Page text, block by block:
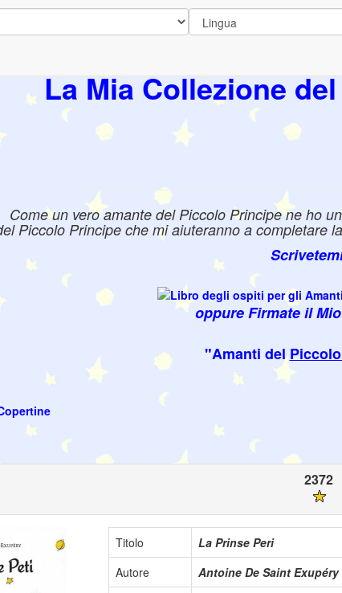
La Mia Collezione
Come un vero amante del Piccolo Principe ne ho
Piccolo Principe che mi aiuteranno a completare
oppure Firmate il
"Amanti del
2372
Titolo
La Prinse Peri
Autore
Antoine De Saint Exupéry